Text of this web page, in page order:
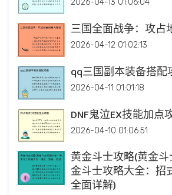
三国全面战争：攻占
2026-04-12 01:02:13
qq三国副本装备搭配
2026-04-11 01:01:18
DNF鬼泣EX技能加点
2026-04-10 01:06:51
黄金斗士攻略(黄金
金斗士攻略大全：招
全面详解)